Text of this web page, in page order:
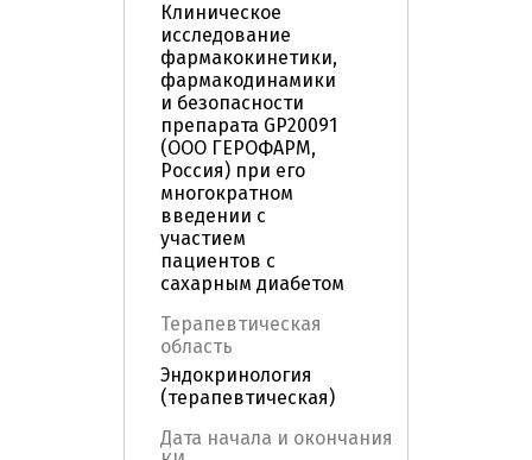
Клиническое
исследование
фармакокинетики,
фармакодинамики
и безопасности
препарата GP20091
(ООО ГЕРОФАРМ,
Россия) при его
многократном
введении с
участием
пациентов с
сахарным диабетом
Терапевтическая
область
Эндокринология
(терапевтическая)
Дата начала и окончания